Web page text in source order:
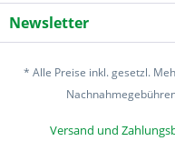
Newsletter
* Alle Preise inkl. gesetzl.
Versand und